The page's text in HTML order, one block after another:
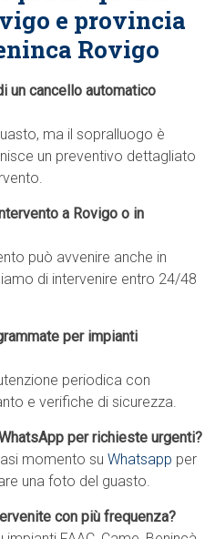
e provincia
Rovigo
un cancello automatico
ma il sopralluogo è
un preventivo dettagliato
a Rovigo o in
può avvenire anche in
di intervenire entro 24/48
per impianti
periodica con
e verifiche di sicurezza.
per richieste urgenti?
momento suWhatsapp per
una foto del guasto.
con più frequenza?